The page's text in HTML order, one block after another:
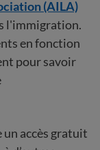
(AILA)
l'immigration.
en fonction
pour savoir
un accès gratuit